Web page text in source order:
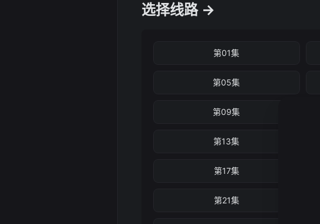
选择线路 →
第01集
第05集
第09集
第13集
第17集
第21集